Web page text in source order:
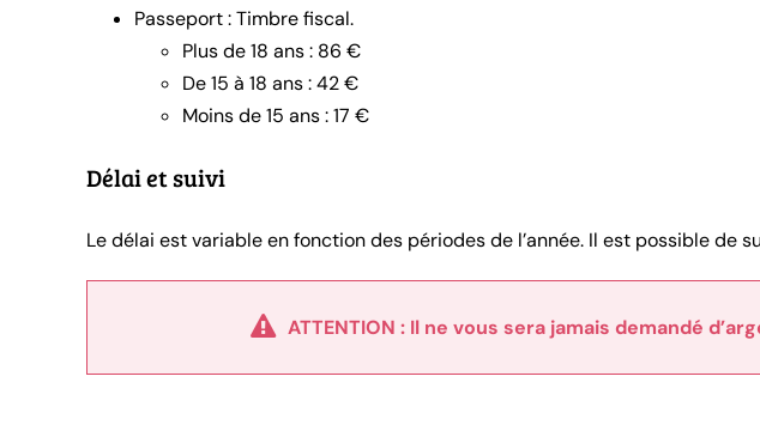
Passeport : Timbre fiscal.
Plus de 18 ans : 86 €
De 15 à 18 ans : 42 €
Moins de 15 ans : 17 €
Délai et suivi
Le délai est variable en fonction des périodes de l’année. Il est possible de
ATTENTION : Il ne vous sera jamais demandé